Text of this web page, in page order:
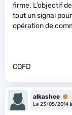
firme. L’objectif
tout un signal
opération de
CQFD
alkashee
Le 23/05/2014